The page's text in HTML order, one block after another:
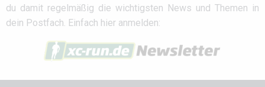
du damit regelmäßig die wichtigsten News und Themen in
dein Postfach. Einfach hier anmelden: